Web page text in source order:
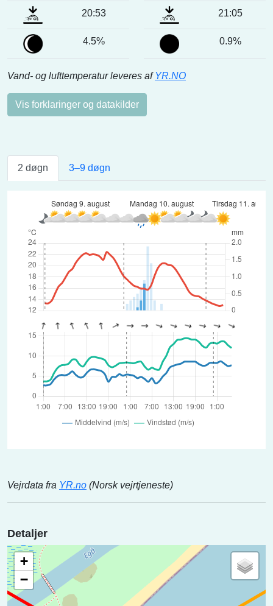
20:53
4.5%
21:05
0.9%
Vand- og lufttemperatur leveres afYR.NO
Vis forklaringer og datakilder
2 døgn 3–9 døgn
Vejrdata fra YR.no (Norsk vejrtjeneste)
Detaljer
+
−